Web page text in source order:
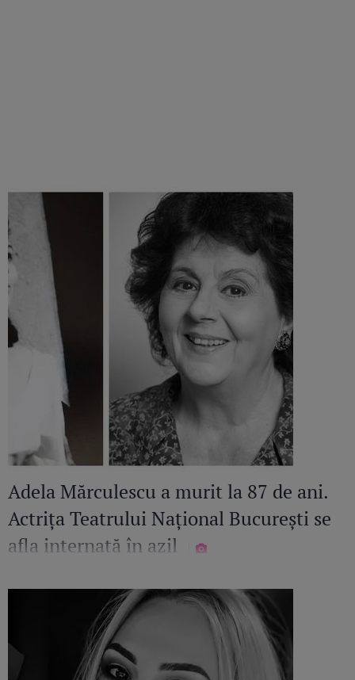
Adela Mărculescu a murit la 87 de ani.
Actrița Teatrului Național București se
afla internată în azil